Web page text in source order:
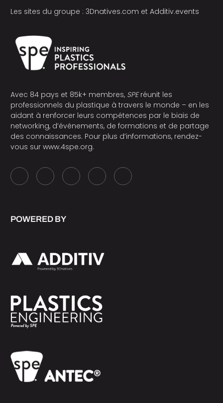
Les sites du groupe : 3Dnatives.com et Additiv.events
Avec 84 pays et 85k+ membres, SPEréunit les
professionnels du plastique à travers le monde – en les
aidant à renforcer leurs compétences par le biais de
networking, d’événements, de formations et de partage
des connaissances. Pour plus d’informations, rendez-
vous sur www.4spe.org.
POWERED BY